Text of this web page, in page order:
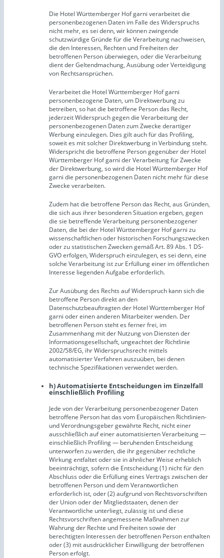
Die Hotel Württemberger Hof garni verarbeitet die
personenbezogenen Daten im Falle des Widerspruchs
nicht mehr, es sei denn, wir können zwingende
schutzwürdige Gründe für die Verarbeitung nachweisen,
die den Interessen, Rechten und Freiheiten der
betroffenen Person überwiegen, oder die Verarbeitung
dient der Geltendmachung, Ausübung oder Verteidigung
von Rechtsansprüchen.
Verarbeitet die Hotel Württemberger Hof garni
personenbezogene Daten, um Direktwerbung zu
betreiben, so hat die betroffene Person das Recht,
jederzeit Widerspruch gegen die Verarbeitung der
personenbezogenen Daten zum Zwecke derartiger
Werbung einzulegen. Dies gilt auch für das Profiling,
soweit es mit solcher Direktwerbung in Verbindung steht.
Widerspricht die betroffene Person gegenüber der Hotel
Württemberger Hof garni der Verarbeitung für Zwecke
der Direktwerbung, so wird die Hotel Württemberger Hof
garni die personenbezogenen Daten nicht mehr für diese
Zwecke verarbeiten.
Zudem hat die betroffene Person das Recht, aus Gründen,
die sich aus ihrer besonderen Situation ergeben, gegen
die sie betreffende Verarbeitung personenbezogener
Daten, die bei der Hotel Württemberger Hof garni zu
wissenschaftlichen oder historischen Forschungszwecken
oder zu statistischen Zwecken gemäß Art. 89 Abs. 1 DS-
GVO erfolgen, Widerspruch einzulegen, es sei denn, eine
solche Verarbeitung ist zur Erfüllung einer im öffentlichen
Interesse liegenden Aufgabe erforderlich.
Zur Ausübung des Rechts auf Widerspruch kann sich die
betroffene Person direkt an den
Datenschutzbeauftragten der Hotel Württemberger Hof
garni oder einen anderen Mitarbeiter wenden. Der
betroffenen Person steht es ferner frei, im
Zusammenhang mit der Nutzung von Diensten der
Informationsgesellschaft, ungeachtet der Richtlinie
2002/58/EG, ihr Widerspruchsrecht mittels
automatisierter Verfahren auszuüben, bei denen
technische Spezifikationen verwendet werden.
h) Automatisierte Entscheidungen im Einzelfall
einschließlich Profiling
Jede von der Verarbeitung personenbezogener Daten
betroffene Person hat das vom Europäischen Richtlinien-
und Verordnungsgeber gewährte Recht, nicht einer
ausschließlich auf einer automatisierten Verarbeitung —
einschließlich Profiling — beruhenden Entscheidung
unterworfen zu werden, die ihr gegenüber rechtliche
Wirkung entfaltet oder sie in ähnlicher Weise erheblich
beeinträchtigt, sofern die Entscheidung (1) nicht für den
Abschluss oder die Erfüllung eines Vertrags zwischen der
betroffenen Person und dem Verantwortlichen
erforderlich ist, oder (2) aufgrund von Rechtsvorschriften
der Union oder der Mitgliedstaaten, denen der
Verantwortliche unterliegt, zulässig ist und diese
Rechtsvorschriften angemessene Maßnahmen zur
Wahrung der Rechte und Freiheiten sowie der
berechtigten Interessen der betroffenen Person enthalten
oder (3) mit ausdrücklicher Einwilligung der betroffenen
Person erfolgt.